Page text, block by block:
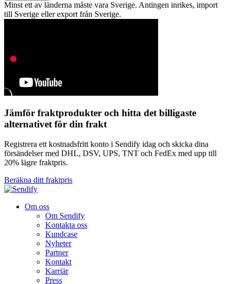
Minst ett av länderna måste vara Sverige. Antingen inrikes, import
till Sverige eller export från Sverige.
Jämför fraktprodukter och hitta det billigaste
alternativet för din frakt
Registrera ett kostnadsfritt konto i Sendify idag och skicka dina
försändelser med DHL, DSV, UPS, TNT och FedEx med upp till
20% lägre fraktpris.
Beräkna ditt fraktpris
Om oss
Om Sendify
Kontakta oss
Kundcase
Nyheter
Partner
Kontakt
Karriär
Press